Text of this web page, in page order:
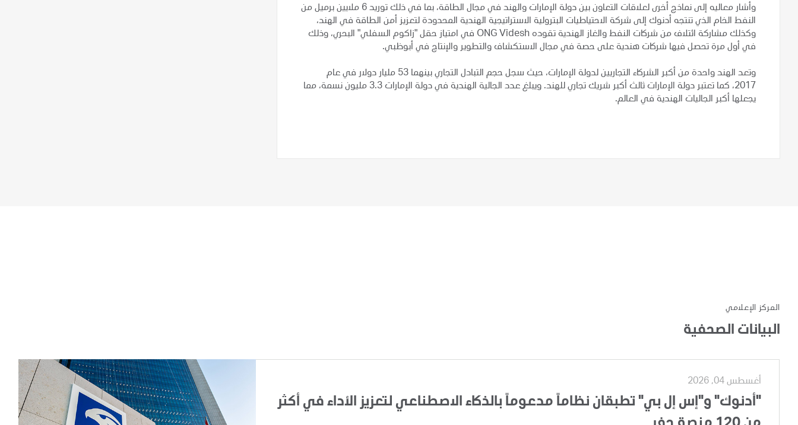
وأشار معاليه إلى نماذج أخرى لعلاقات التعاون بين دولة الإمارات والهند في مجال الطاقة، بما في ذلك توريد 6 ملايين برميل من
النفط الخام الذي تنتجه أدنوك إلى شركة الاحتياطيات البترولية الاستراتيجية الهندية المحدودة لتعزيز أمن الطاقة في الهند،
وكذلك مشاركة ائتلاف من شركات النفط والغاز الهندية تقوده ONG Videsh في امتياز حقل "زاكوم السفلي" البحري، وذلك
في أول مرة تحصل فيها شركات هندية على حصة في مجال الاستكشاف والتطوير والإنتاج في أبوظبي.
وتعد الهند واحدة من أكبر الشركاء التجاريين لدولة الإمارات، حيث سجل حجم التبادل التجاري بينهما 53 مليار دولار في عام
2017، كما تعتبر دولة الإمارات ثالث أكبر شريك تجاري للهند. ويبلغ عدد الجالية الهندية في دولة الإمارات 3.3 مليون نسمة، مما
يجعلها أكبر الجاليات الهندية في العالم.
المركز الإعلامي
البيانات الصحفية
أغسطس 04, 2026
"أدنوك" و"إس إل بي" تطبقان نظاماً مدعوماً بالذكاء الاصطناعي لتعزيز الأداء في أكثر